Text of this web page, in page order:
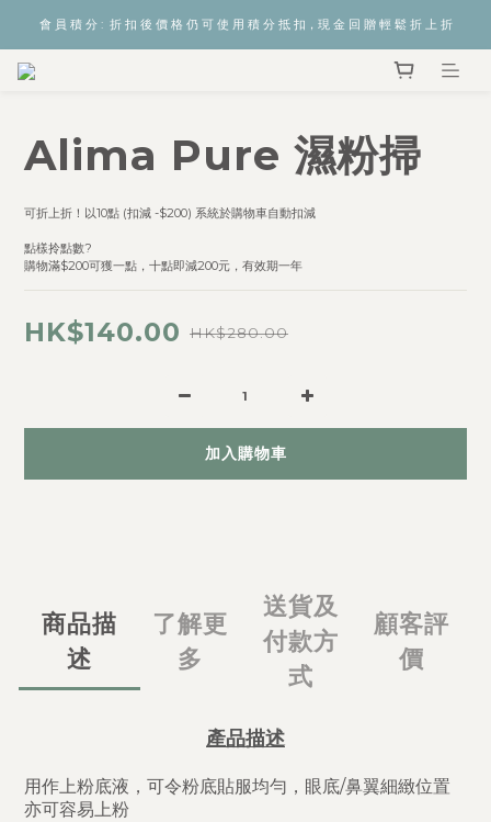
會 員 積 分 :  折 扣 後 價 格 仍 可 使 用 積 分 抵 扣，現 金 回 贈 輕 鬆 折 上 折
Alima Pure 濕粉掃
可折上折！以10點 (扣減 -$200) 系統於購物車自動扣減
點樣拎點數?
購物滿$200可獲一點，十點即減200元，有效期一年
HK$140.00 HK$280.00
加入購物車
商品描
述
了解更
多
送貨及
付款方
式
顧客評
價
產品描述
用作上粉底液，可令粉底貼服均勻，眼底/鼻翼細緻位置
亦可容易上粉